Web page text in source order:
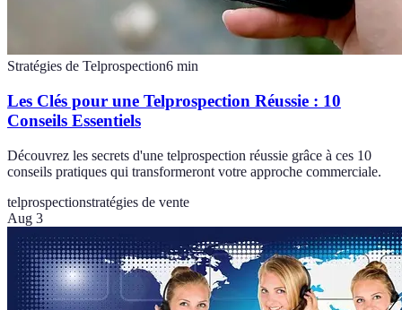
Stratégies de Telprospection6 min
Les Clés pour une Telprospection Réussie : 10
Conseils Essentiels
Découvrez les secrets d'une telprospection réussie grâce à ces 10
conseils pratiques qui transformeront votre approche commerciale.
telprospectionstratégies de vente
Aug 3